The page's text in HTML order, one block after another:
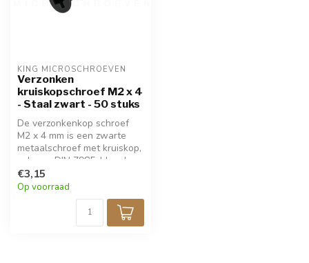
KING MICROSCHROEVEN
Verzonken
kruiskopschroef M2 x 4
- Staal zwart - 50 stuks
De verzonkenkop schroef
M2 x 4 mm is een zwarte
metaalschroef met kruiskop,
volgens DIN 7985. Ideaal
voor precisiewerk in
modelbouw en elektronica.
Verpakt per 50 stuks. Voor
bevestigingen waar de
schroef verzonken moet
€3,15
Op voorraad